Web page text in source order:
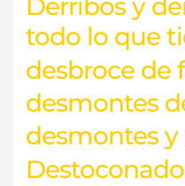
Derribos y
todo lo que
desbroce de
desmontes
desmontes y